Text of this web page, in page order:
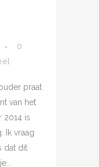
0
praat
van het
2014 is
Ik vraag
dat dit